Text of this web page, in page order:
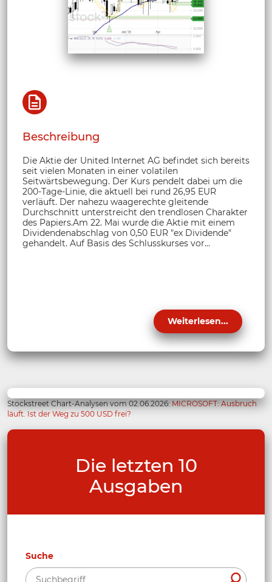
Beschreibung
Die Aktie der United Internet AG befindet sich bereits
seit vielen Monaten in einer volatilen
Seitwärtsbewegung. Der Kurs pendelt dabei um die
200-Tage-Linie, die aktuell bei rund 26,95 EUR
verläuft. Der nahezu waagerechte gleitende
Durchschnitt unterstreicht den trendlosen Charakter
des Papiers.Am 22. Mai wurde die Aktie mit einem
Dividendenabschlag von 0,50 EUR "ex Dividende"
gehandelt. Auf Basis des Schlusskurses vor...
Weiterlesen...
Stockstreet Chart-Analysen vom 02.06.2026: MICROSOFT: Ausbruch
läuft. Ist der Weg zu 500 USD frei?
Die letzten 10
Ausgaben
Suche